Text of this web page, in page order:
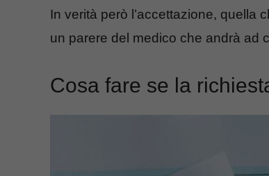
In verità però l’accettazione, quella
un parere del medico che andrà ad
Cosa fare se la